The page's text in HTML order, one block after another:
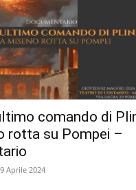
comando di
rotta su Pompei –
Aprile 2024